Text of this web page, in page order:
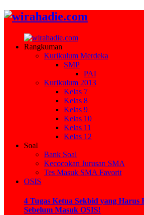
Rangkuman
Kurikulum Merdeka
SMP
PAI
Kurikulum 2013
Kelas 7
Kelas 8
Kelas 9
Kelas 10
Kelas 11
Kelas 12
Soal
Bank Soal
Kecocokan Jurusan SMA
Tes Masuk SMA Favorit
OSIS
4 Tugas Ketua Sekbid yang Harus
Sebelum Masuk OSIS!